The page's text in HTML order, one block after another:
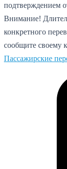
подтверждением
Внимание!
конкретного
сообщите своему
Пассажирские